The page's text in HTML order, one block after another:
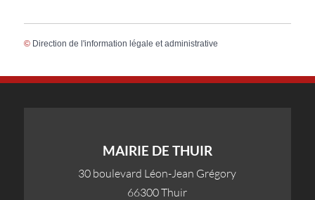
© Direction de l'information légale et administrative
MAIRIE DE THUIR
30 boulevard Léon-Jean Grégory
66300 Thuir